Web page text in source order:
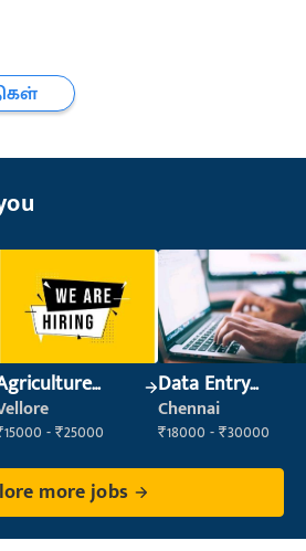
- ₹25000
Data Entry
Operator
Chennai
₹18000 - ₹30000
more jobs